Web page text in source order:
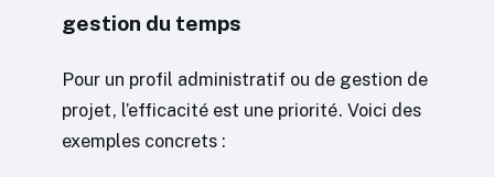
gestion du temps
Pour un profil administratif ou de gestion de
projet, l’efficacité est une priorité. Voici des
exemples concrets :